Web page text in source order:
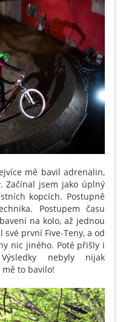
mě bavil adrenalin,
Začínal jsem jako úplný
kopcích. Postupně
Postupem času
na kolo, až jednou
první Five-Teny, a od
nic jiného. Poté přišly i
nebyly nijak
to bavilo!